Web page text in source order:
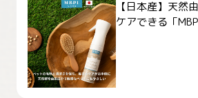
【日本産】天然
ケアできる「